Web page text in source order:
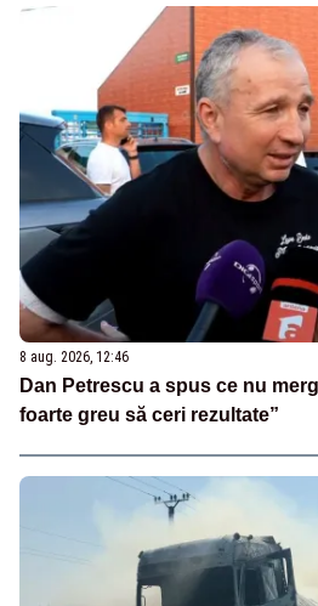
8 aug. 2026, 12:46
Dan Petrescu a spus ce nu
foarte greu să ceri rezultate”